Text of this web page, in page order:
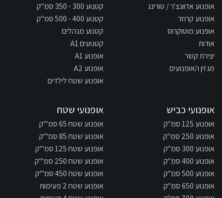
אופנוע אדוונצ'ר / טורינג
אופנוע קרוזר
אופנוע מוטוקרוס
אודות
יצירת קשר
מגזין האופנועים
קטנוע 300 - 350 סמ"ק
קטנוע 400 - 500 סמ"ק
קטנוע מנהלים
קטנועים A1
אופנוע A1
אופנוע A2
אופנוע שטח לילדים
אופנועי כביש
אופנוע 125 סמ"ק
אופנוע 250 סמ"ק
אופנוע 300 סמ"ק
אופנוע 400 סמ"ק
אופנוע 500 סמ"ק
אופנוע 650 סמ"ק
אופנועי שטח
אופנוע שטח 65 סמ"'ק
אופנוע שטח 85 סמ"'ק
אופנוע שטח 125 סמ"'ק
אופנוע שטח 250 סמ"'ק
אופנוע שטח 450 סמ"'ק
אופנוע שטח 2 פעימות